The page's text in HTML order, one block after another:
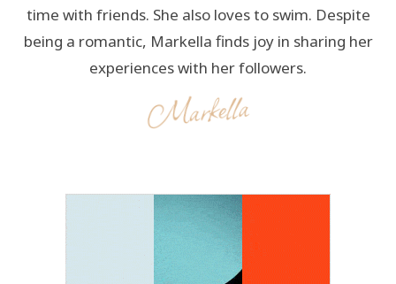
time with friends. She also loves to swim. Despite
being a romantic, Markella finds joy in sharing her
experiences with her followers.